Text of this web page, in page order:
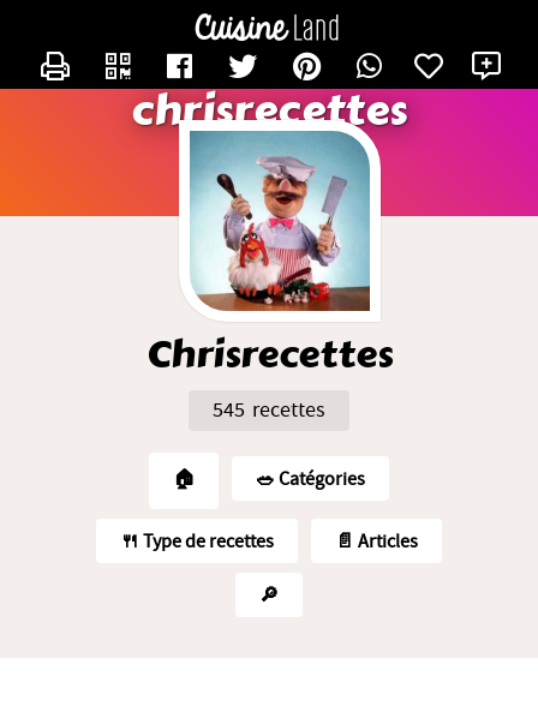
chrisrecettes
Chrisrecettes
545 recettes
🏠 🥗️ Catégories
🍴 Type de recettes 📄 Articles
🔎
CONTACTER CHRISRECETTES